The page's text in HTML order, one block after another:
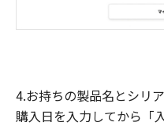
4.お持ちの製品名とシリア
購入日を入力してから「